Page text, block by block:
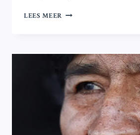
LEES MEER POLITIEKE
WAT
JE
MOET
WETEN
OVER
DE
IN